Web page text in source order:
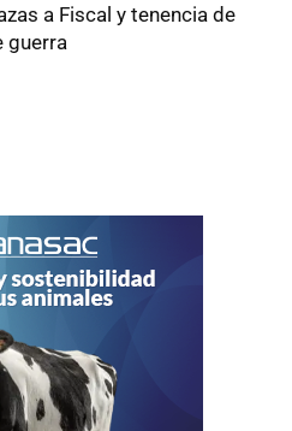
a Fiscal y tenencia de
guerra